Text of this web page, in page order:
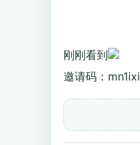
刚刚看到
邀请码：mn1ixi